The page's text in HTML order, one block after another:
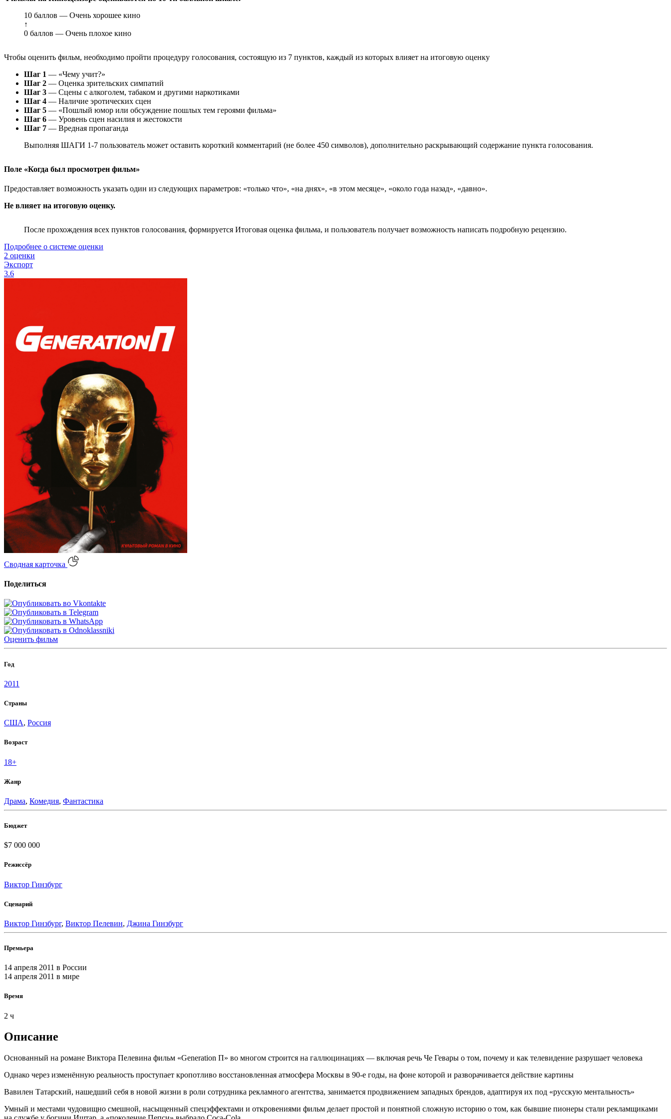
10 баллов — Очень хорошее кино
↑
0 баллов — Очень плохое кино
Чтобы оценить фильм, необходимо пройти процедуру голосования, состоящую из 7 пунктов, каждый из которых влияет на итоговую оценку
Шаг 1 — «Чему учит?»
Шаг 2 — Оценка зрительских симпатий
Шаг 3 — Сцены с алкоголем, табаком и другими наркотиками
Шаг 4 — Наличие эротических сцен
Шаг 5 — «Пошлый юмор или обсуждение пошлых тем героями фильма»
Шаг 6 — Уровень сцен насилия и жестокости
Шаг 7 — Вредная пропаганда
Выполняя ШАГИ 1-7 пользователь может оставить короткий комментарий (не более 450 символов), дополнительно раскрывающий содержание пункта голосования.
Поле «Когда был просмотрен фильм»
Предоставляет возможность указать один из следующих параметров: «только что», «на днях», «в этом месяце», «около года назад», «давно».
Не влияет на итоговую оценку.
После прохождения всех пунктов голосования, формируется Итоговая оценка фильма, и пользователь получает возможность написать подробную рецензию.
Подробнее о системе оценки
2 оценки
Экспорт
3.6
Сводная карточка
Поделиться
Оценить фильм
Год
2011
Страны
США, Россия
Возраст
18+
Жанр
Драма, Комедия, Фантастика
Бюджет
$7 000 000
Режиссёр
Виктор Гинзбург
Сценарий
Виктор Гинзбург, Виктор Пелевин, Джина Гинзбург
Премьера
14 апреля 2011 в России
14 апреля 2011 в мире
Время
2 ч
Описание
Основанный на романе Виктора Пелевина фильм «Generation П» во многом строится на галлюцинациях — включая речь Че Гевары о том, почему и как телевидение разрушает человека
Однако через изменённую реальность проступает кропотливо восстановленная атмосфера Москвы в 90-е годы, на фоне которой и разворачивается действие картины
Вавилен Татарский, нашедший себя в новой жизни в роли сотрудника рекламного агентства, занимается продвижением западных брендов, адаптируя их под «русскую ментальность»
Умный и местами чудовищно смешной, насыщенный спецэффектами и откровениями фильм делает простой и понятной сложную историю о том, как бывшие пионеры стали рекламщиками